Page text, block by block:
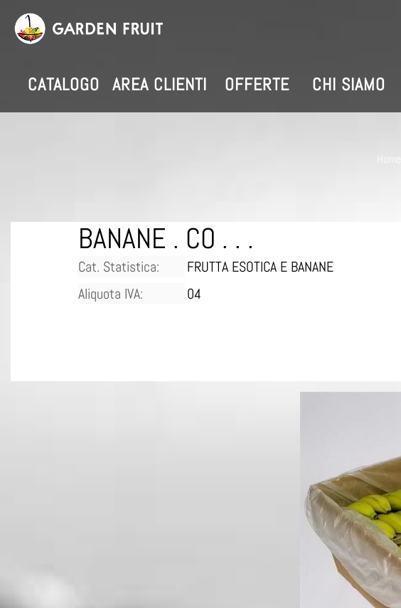
CATALOGO AREA CLIENTI OFFERTE CHI SIAMO
Home
BANANE . CO . . .
Cat. Statistica:
FRUTTA ESOTICA E BANANE
Aliquota IVA:
04